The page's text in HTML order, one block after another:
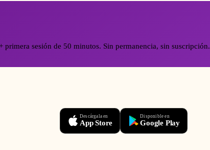
sesión de 50 minutos. Sin permanencia, sin suscripción.
Descárgala en
App Store
Disponible en
Google Play